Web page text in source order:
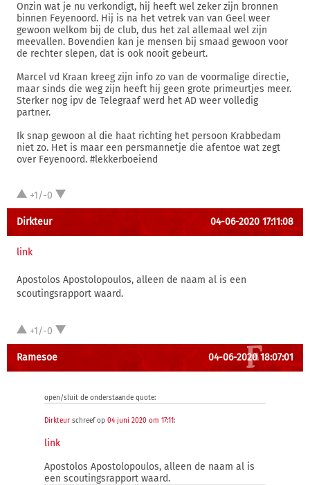
Onzin wat je nu verkondigt, hij heeft wel zeker zijn bronnen
binnen Feyenoord. Hij is na het vetrek van van Geel weer
gewoon welkom bij de club, dus het zal allemaal wel zijn
meevallen. Bovendien kan je mensen bij smaad gewoon voor
de rechter slepen, dat is ook nooit gebeurt.
Marcel vd Kraan kreeg zijn info zo van de voormalige directie,
maar sinds die weg zijn heeft hij geen grote primeurtjes meer.
Sterker nog ipv de Telegraaf werd het AD weer volledig
partner.
Ik snap gewoon al die haat richting het persoon Krabbedam
niet zo. Het is maar een persmannetje die afentoe wat zegt
over Feyenoord. #lekkerboeiend
+1/-0
Dirkteur 04-06-2020 17:11:08
link
Apostolos Apostolopoulos, alleen de naam al is een
scoutingsrapport waard.
+1/-0
Ramesoe 04-06-2020 18:07:01
open/sluit de onderstaande quote:
Dirkteur schreef op 04 juni 2020 om 17:11:
link
Apostolos Apostolopoulos, alleen de naam al is
een scoutingsrapport waard.